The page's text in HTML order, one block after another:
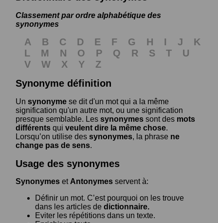
Classement par ordre alphabétique des
synonymes
A B C D E F G H I J
K
L
M N O P Q R S T
U
V
W X Y
Z
Synonyme définition
Un synonyme se dit d'un mot qui a la même
signification qu'un autre mot, ou une signification
presque semblable. Les synonymes sont des mots
différents qui veulent dire la même chose.
Lorsqu’on utilise des synonymes, la phrase ne
change pas de sens.
Usage des synonymes
Synonymes et Antonymes servent à:
Définir un mot. C’est pourquoi on les trouve
dans les articles de dictionnaire.
Eviter les répétitions dans un texte.